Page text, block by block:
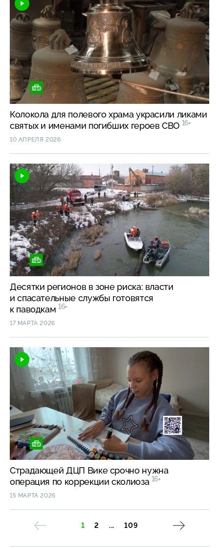
Колокола для полевого храма украсили ликами
святых и именами погибших героев СВО 16+
10 АПРЕЛЯ 2026
Десятки регионов в зоне риска: власти
и спасательные службы готовятся
к паводкам 16+
17 МАРТА 2026
Страдающей ДЦП Вике срочно нужна
операция по коррекции сколиоза 16+
15 МАРТА 2026
1 2 ... 109